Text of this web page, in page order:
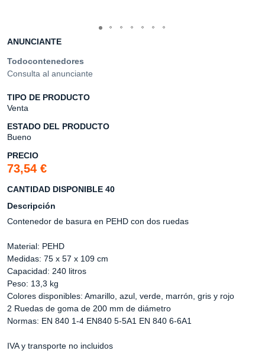
ANUNCIANTE
Todocontenedores
Consulta al anunciante
TIPO DE PRODUCTO
Venta
ESTADO DEL PRODUCTO
Bueno
PRECIO
73,54 €
CANTIDAD DISPONIBLE 40
Descripción
Contenedor de basura en PEHD con dos ruedas
Material: PEHD
Medidas: 75 x 57 x 109 cm
Capacidad: 240 litros
Peso: 13,3 kg
Colores disponibles: Amarillo, azul, verde, marrón, gris y rojo
2 Ruedas de goma de 200 mm de diámetro
Normas: EN 840 1-4 EN840 5-5A1 EN 840 6-6A1
IVA y transporte no incluidos